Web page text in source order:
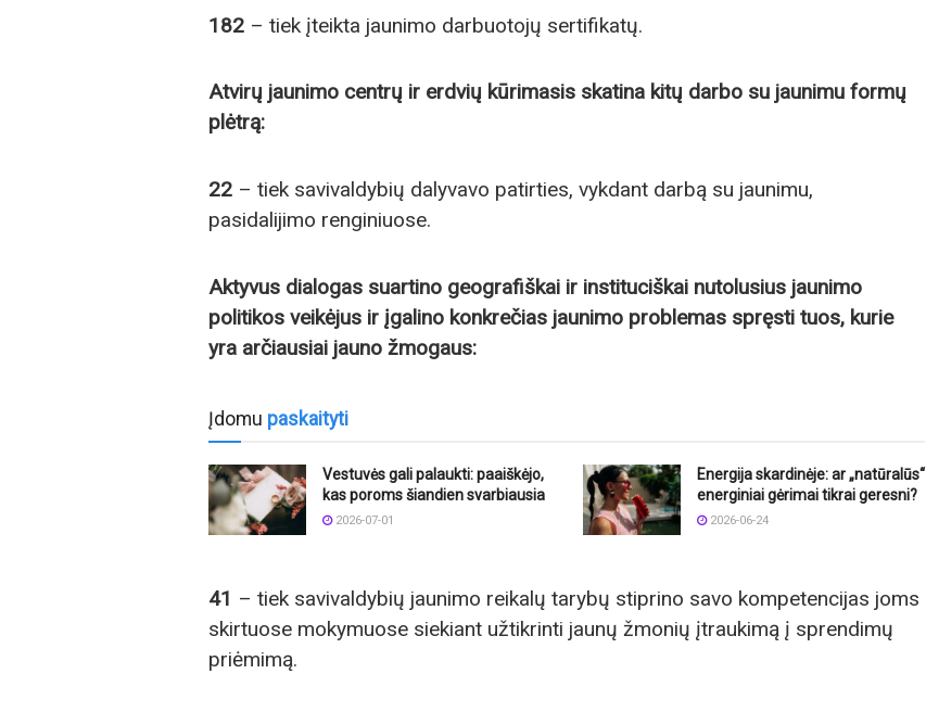
182 – tiek įteikta jaunimo darbuotojų sertifikatų.
Atvirų jaunimo centrų ir erdvių kūrimasis skatina kitų darbo su jaunimu formų
plėtrą:
22 – tiek savivaldybių dalyvavo patirties, vykdant darbą su jaunimu,
pasidalijimo renginiuose.
Aktyvus dialogas suartino geografiškai ir instituciškai nutolusius jaunimo
politikos veikėjus ir įgalino konkrečias jaunimo problemas spręsti tuos, kurie
yra arčiausiai jauno žmogaus:
Įdomu paskaityti
Vestuvės gali palaukti: paaiškėjo,
kas poroms šiandien svarbiausia
2026-07-01
Energija skardinėje: ar „natūralūs“
energiniai gėrimai tikrai geresni?
2026-06-24
41 – tiek savivaldybių jaunimo reikalų tarybų stiprino savo kompetencijas joms
skirtuose mokymuose siekiant užtikrinti jaunų žmonių įtraukimą į sprendimų
priėmimą.